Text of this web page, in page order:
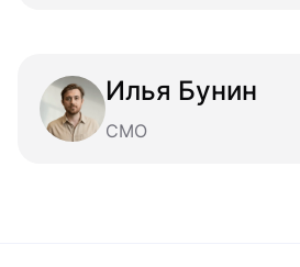
Илья Бунин
CMO